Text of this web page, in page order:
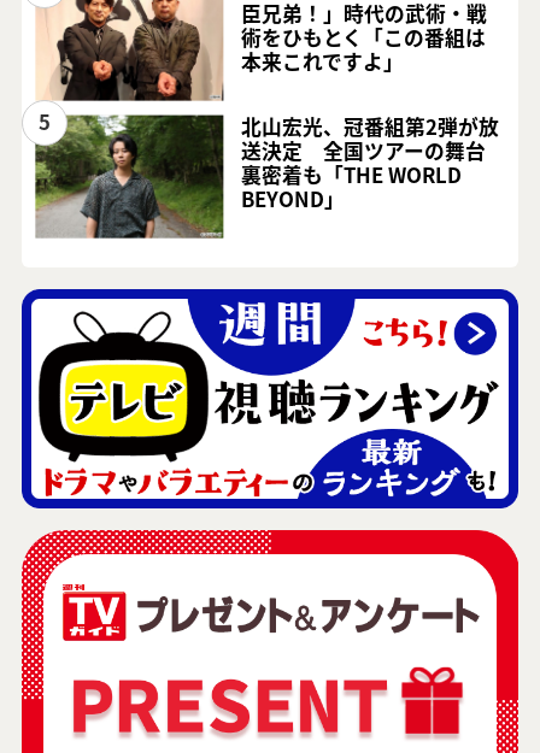
臣兄弟！」時代の武術・戦
術をひもとく「この番組は
本来これですよ」
5
北山宏光、冠番組第2弾が放
送決定 全国ツアーの舞台
裏密着も「THE WORLD
BEYOND」